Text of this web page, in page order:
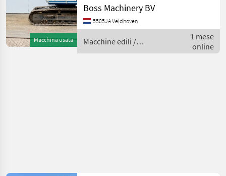
Macchina usata
2016 Reference number:
BM007079 Hours: 13.601
Type ZX250LC-6 Location
Dutch Machine Cert
Boss Machinery BV
5505JA Veldhoven
Macchine edili /
Hitachi
1 mese
online